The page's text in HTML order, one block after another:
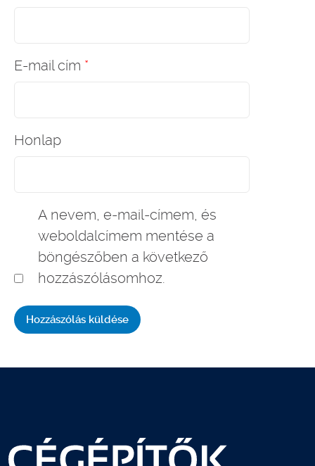
E-mail cím *
Honlap
A nevem, e-mail-címem, és
weboldalcímem mentése a
böngészőben a következő
hozzászólásomhoz.